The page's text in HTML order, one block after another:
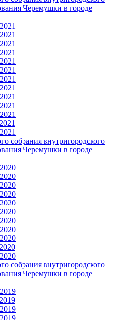
Черемушки в городе
собрания внутригородского
Черемушки в городе
собрания внутригородского
Черемушки в городе